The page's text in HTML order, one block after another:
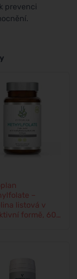
prevenci
–
listová v
formě, 60